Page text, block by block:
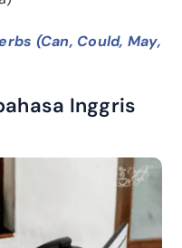
(Can, Could, May,
Inggris